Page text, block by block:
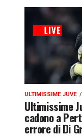
ULTIMISSIME JUVE
Ultimissime
cadono a
errore di Di